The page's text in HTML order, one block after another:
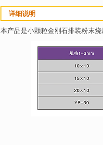
详细说明
本产品是小颗粒金刚石排装粉末